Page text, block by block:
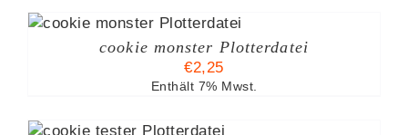
cookie monster Plotterdatei
€2,25
Enthält 7% Mwst.